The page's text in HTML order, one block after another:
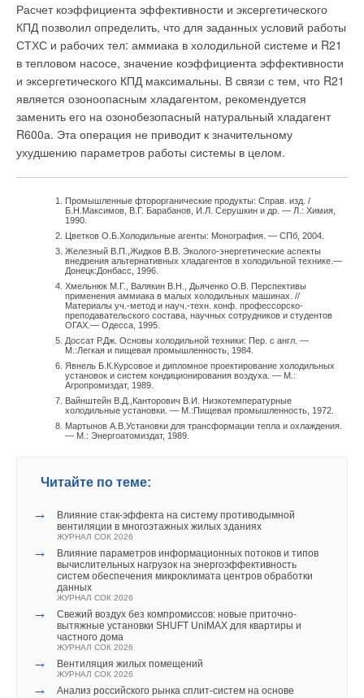
Расчет коэффициента эффективности и эксергетического
КПД позволил определить, что для заданных условий работы
СТХС и рабочих тел: аммиака в холодильной системе и R21
в тепловом насосе, значение коэффициента эффективности
и эксергетического КПД максимальны. В связи с тем, что R21
является озоноопасным хладагентом, рекомендуется
заменить его на озонобезопасный натуральный хладагент
R600а. Эта операция не приводит к значительному
ухудшению параметров работы системы в целом.
Промышленные фторорганические продукты: Справ. изд. /
Б.Н.Максимов, В.Г. Барабанов, И.Л. Серушкин и др. — Л.: Химия,
1990.
Цветков О.Б.Холодильные агенты: Монография. — СПб, 2004.
Железный В.П.,Жидков В.В. Эколого-энергетические аспекты
внедрения альтернативных хладагентов в холодильной технике.—
Донецк:Донбасс, 1996.
Хмельнюк М.Г., Валякин В.Н., Дьяченко О.В. Перспективы
применения аммиака в малых холодильных машинах. //
Материалы уч.-метод и науч.-техн. конф. профессорско-
преподавательского состава, научных сотрудников и студентов
ОГАХ.— Одесса, 1995.
Доссат Р.Дж. Основы холодильной техники: Пер. с англ. —
М.:Легкая и пищевая промышленность, 1984.
Явнель Б.К.Курсовое и дипломное проектирование холодильных
установок и систем кондиционирования воздуха. — М.:
Агропромиздат, 1989.
Вайнштейн В.Д.,Канторович В.И. Низкотемпературные
холодильные установки. — М.:Пищевая промышленность, 1972.
Мартынов А.В.Установки для трансформации тепла и охлаждения.
— М.: Энергоатомиздат, 1989.
Читайте по теме:
→
Влияние стак‑эффекта на систему противодымной
вентиляции в многоэтажных жилых зданиях
ЖУРНАЛ СОК 2026
→
Влияние параметров информационных потоков и типов
вычислительных нагрузок на энергоэффективность
систем обеспечения микроклимата центров обработки
данных
ЖУРНАЛ СОК 2026
→
Свежий воздух без компромиссов: новые приточно-
вытяжные установки SHUFT UniMAX для квартиры и
частного дома
ЖУРНАЛ СОК 2026
→ Вентиляция жилых помещений
ЖУРНАЛ СОК 2026
→
Анализ российского рынка сплит-систем на основе
Отметим, что в случаях, когда расчетная точка расположена
вблизи всасывающего отверстия (ближе одного калибра) и
нет возможности воспользоваться зависимостями (2) и (3), то
следует определять скорости по формулам и номограммам,
полученным более сложными методами [13–15] или с
помощью экспериментальных данных [6].
3. Влияние ограничивающих поверхностей на спектры
всасывания
Понятно, что повышение эффективности действия отсоса
возможно, если увеличить скорости воздуха в спектре
всасывания (увеличить дальнобойность вытяжного факела).
Но каким образом это сделать? Одним из таких приемов
служит ограничение подтекания воздуха к отсосу. Наиболее
просто это ограничение реализуется, если отсос расположен
в стенке (рис. 3).
Тогда подтекание воздуха к отсосу будет происходить из
полупространства (соответственно из полусферы для
точечного стока и полуцилиндра для линейного). В
формулах (2) и (3) знаменатели уменьшатся в два раза,
соответственно в два раза увеличатся скорости в спектре
всасывания — коэффициенты в формулах (2) и (3) станут
равными: К = 0,12;К = 0,32.
Возникает вопрос, когда следует пользоваться формулами
для патрубков в полуплоскости (см. рис. 3), если плоскость,
ограничивающая подтекание воздуха, не бесконечна.
Решение этой задачи весьма сложно, оно получено методом
«особенностей» в работах [13, 14] и приведено в указаниях
[15]. Минимальная ширина козырька (δ вокруг
всасывающего отверстия (рис. 4, а), при которой следует
пользоваться расчетными зависимостями для отверстия в
стенке, должна равняться:
для круглых отверстий — диаметру отверстия;
для квадратных и прямоугольных отверстий с